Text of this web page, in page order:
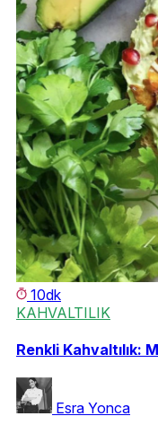
10dk
KAHVALTILIK
Renkli Kahvaltılık:
Esra Yonca